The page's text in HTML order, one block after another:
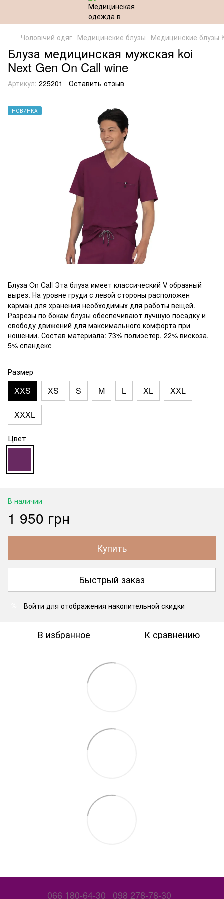
Чоловічий одяг Медицинские блузы Медицинские блузы
Блуза медицинская мужская koi
Next Gen On Call wine
Артикул: 225201 Оставить отзыв
НОВИНКА
Блуза On Call Эта блуза имеет классический V-образный
вырез. На уровне груди с левой стороны расположен
карман для хранения необходимых для работы вещей.
Разрезы по бокам блузы обеспечивают лучшую посадку и
свободу движений для максимального комфорта при
ношении. Состав материала: 73% полиэстер, 22% вискоза,
5% спандекс
Размер
XXS XS S M L XL XXL
XXXL
Цвет
В наличии
1 950 грн
Купить
Быстрый заказ
Войти для отображения накопительной скидки
В избранное К сравнению
066 180-64-30 098 278-78-30